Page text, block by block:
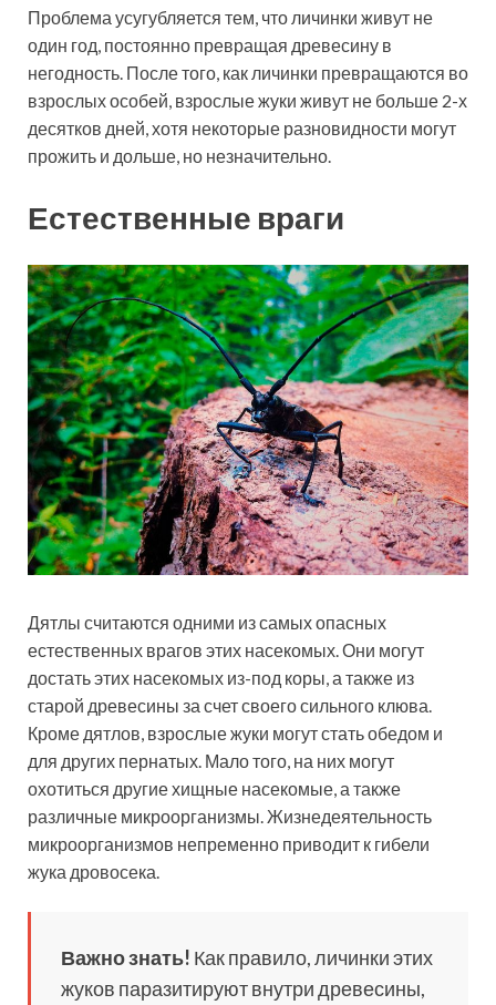
Проблема усугубляется тем, что личинки живут не
один год, постоянно превращая древесину в
негодность. После того, как личинки превращаются во
взрослых особей, взрослые жуки живут не больше 2-х
десятков дней, хотя некоторые разновидности могут
прожить и дольше, но незначительно.
Естественные враги
Дятлы считаются одними из самых опасных
естественных врагов этих насекомых. Они могут
достать этих насекомых из-под коры, а также из
старой древесины за счет своего сильного клюва.
Кроме дятлов, взрослые жуки могут стать обедом и
для других пернатых. Мало того, на них могут
охотиться другие хищные насекомые, а также
различные микроорганизмы. Жизнедеятельность
микроорганизмов непременно приводит к гибели
жука дровосека.
Важно знать! Как правило, личинки этих
жуков паразитируют внутри древесины,